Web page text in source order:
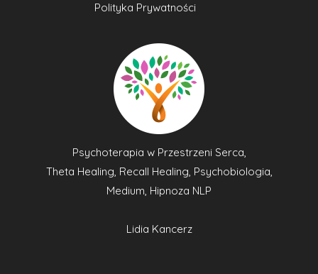
Polityka Prywatności
Psychoterapia w Przestrzeni Serca,
Theta Healing, Recall Healing, Psychobiologia,
Medium, Hipnoza NLP
Lidia Kancerz